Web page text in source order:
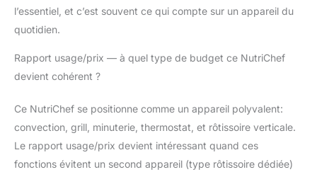
l’essentiel, et c’est souvent ce qui compte sur un appareil du
quotidien.
Rapport usage/prix — à quel type de budget ce NutriChef
devient cohérent ?
Ce NutriChef se positionne comme un appareil polyvalent:
convection, grill, minuterie, thermostat, et rôtissoire verticale.
Le rapport usage/prix devient intéressant quand ces
fonctions évitent un second appareil (type rôtissoire dédiée)